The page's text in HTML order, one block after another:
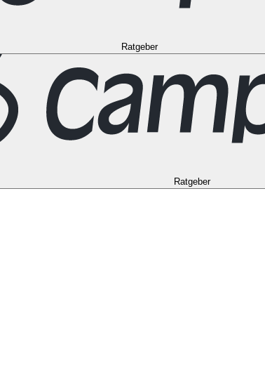
Ratgeber
Ratgeber
TorontoVancouver Alle Ziele in den USALas Vegas
Stuttgart Alle Reiseziele in Frankreich Korsika Lyon
Reiseziele in NorwegenBergen Oslo Alle Reiseziele in
Alle Ziele in Australien Brisbane Cairns Melbourne
Geschenk Gutschein